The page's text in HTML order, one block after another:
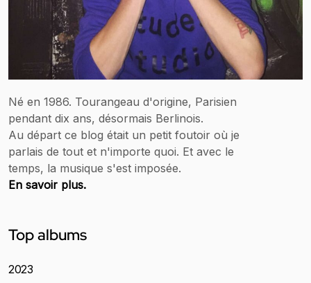
Né en 1986. Tourangeau d'origine, Parisien
pendant dix ans, désormais Berlinois.
Au départ ce blog était un petit foutoir où je
parlais de tout et n'importe quoi. Et avec le
temps, la musique s'est imposée.
En savoir plus.
Top albums
2023